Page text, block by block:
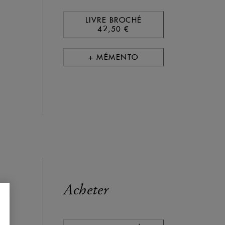
LIVRE BROCHÉ
42,50 €
+ MÉMENTO
Acheter